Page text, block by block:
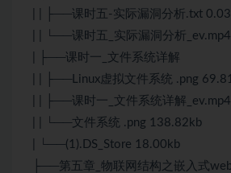
| | ├──课时五-实际漏洞分析.txt
| | └──课时五_实际漏洞分析
| ├──课时一_文件系统详解
| | ├──Linux虚拟文件系统 .png
| | ├──课时一_文件系统详解
| | └──文件系统 .png 138.82kb
| └──(1).DS_Store 18.00kb
├──第五章_物联网结构之嵌入式